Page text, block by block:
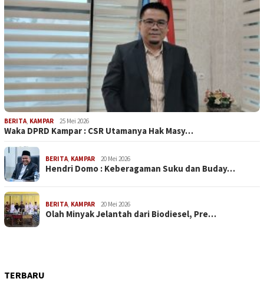
BERITA, KAMPAR 25 Mei 2026
Waka DPRD Kampar : CSR Utamanya Hak Masy…
BERITA, KAMPAR 20 Mei 2026
Hendri Domo : Keberagaman Suku dan Buday…
BERITA, KAMPAR 20 Mei 2026
Olah Minyak Jelantah dari Biodiesel, Pre…
TERBARU